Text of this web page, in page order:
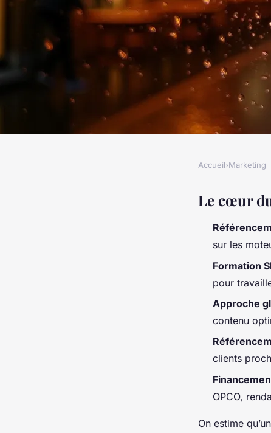
Apprenez le
avec des
Accueil›Marketing
Le cœur
sur les
Formation
pour
Approche
contenu
clients
OPCO,
On estime